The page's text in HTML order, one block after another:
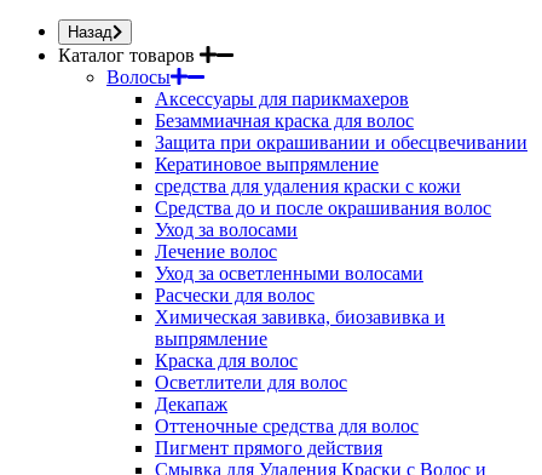
Назад
Каталог товаров
Волосы
Аксессуары для парикмахеров
Безаммиачная краска для волос
Защита при окрашивании и обесцвечивании
Кератиновое выпрямление
средства для удаления краски с кожи
Средства до и после окрашивания волос
Уход за волосами
Лечение волос
Уход за осветленными волосами
Расчески для волос
Химическая завивка, биозавивка и
выпрямление
Краска для волос
Осветлители для волос
Декапаж
Оттеночные средства для волос
Пигмент прямого действия
Смывка для Удаления Краски с Волос и